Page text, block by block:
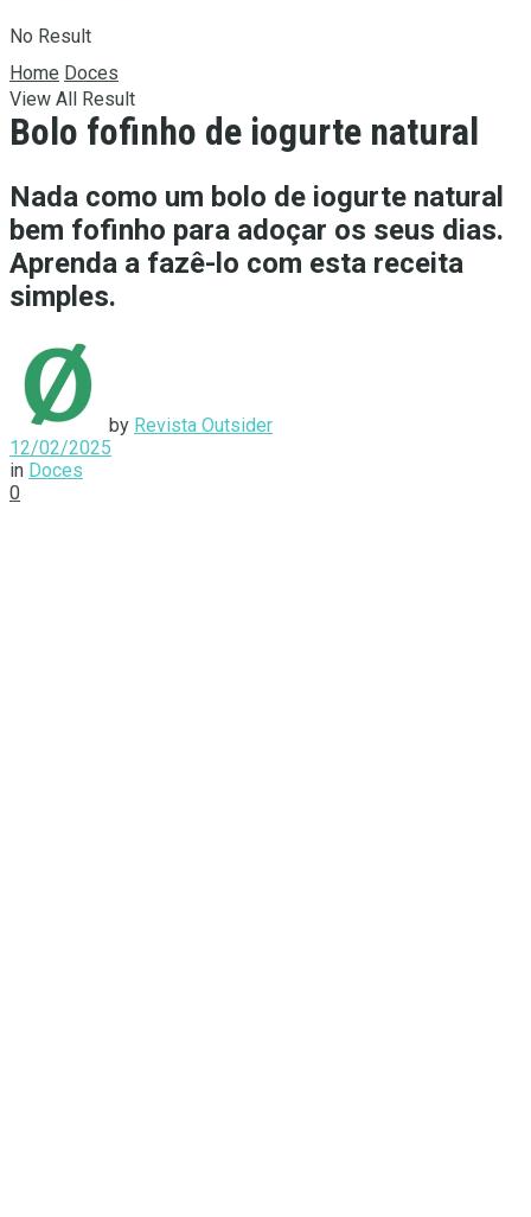
No Result
View All Result
Home Doces
Bolo fofinho de iogurte natural
Nada como um bolo de iogurte natural
bem fofinho para adoçar os seus dias.
Aprenda a fazê-lo com esta receita
simples.
by Revista Outsider
12/02/2025
in Doces
0